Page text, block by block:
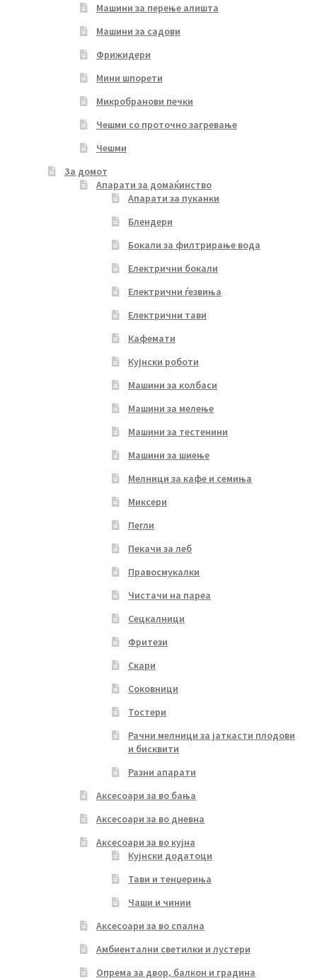
Машини за перење алишта
Машини за садови
Фрижидери
Мини шпорети
Микробранови печки
Чешми со проточно загревање
Чешми
За домот
Апарати за домаќинство
Апарати за пуканки
Блендери
Бокали за филтрирање вода
Електрични бокали
Електрични ѓезвиња
Електрични тави
Кафемати
Кујнски роботи
Машини за колбаси
Машини за мелење
Машини за тестенини
Машини за шиење
Мелници за кафе и семиња
Миксери
Пегли
Пекачи за леб
Правосмукалки
Чистачи на пареа
Сецкалници
Фритези
Скари
Соковници
Тостери
Рачни мелници за јаткасти плодови
и бисквити
Разни апарати
Аксесоари за во бања
Аксесоари за во дневна
Аксесоари за во кујна
Кујнски додатоци
Тави и тенџериња
Чаши и чинии
Аксесоари за во спална
Амбиентални светилки и лустери
Опрема за двор, балкон и градина